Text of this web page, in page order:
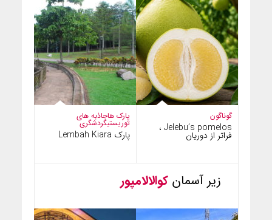
پارک هاجاذبه های
توریستیگردشگری
پارک Lembah Kiara
گوناگون
Jelebu’s pomelos ،
فراتر از دوریان
زیر آسمان کوالالامپور